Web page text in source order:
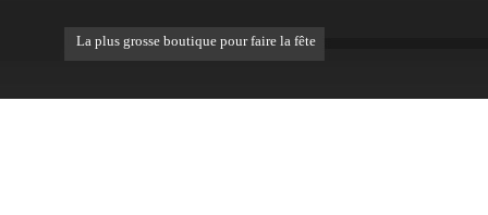
La plus grosse boutique pour faire la fête